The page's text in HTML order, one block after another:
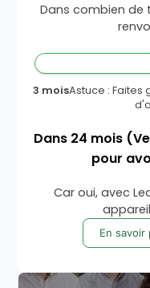
Dans combien de
3 moisAstuce : Faites
Dans 24 mois
pour
Car oui, avec
En savoir